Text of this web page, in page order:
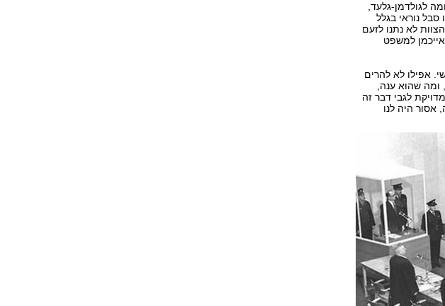
לגולדמן-גלעד,
נוראי בגלל
לא נתנו לזעם
למשפט
אפילו לא להרים
ומה שהוא ענה,
לגבי דבר זה
אסור היה לנו